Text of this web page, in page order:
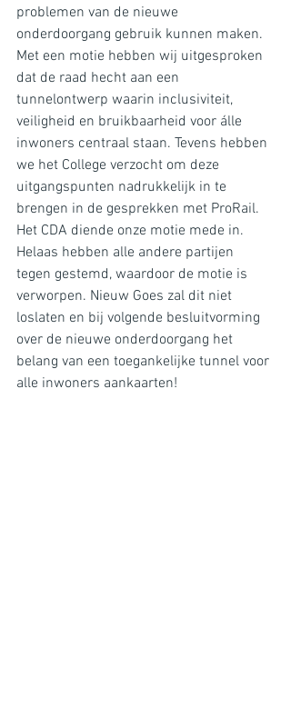
problemen van de nieuwe
onderdoorgang gebruik kunnen maken.
Met een motie hebben wij uitgesproken
dat de raad hecht aan een
tunnelontwerp waarin inclusiviteit,
veiligheid en bruikbaarheid voor álle
inwoners centraal staan. Tevens hebben
we het College verzocht om deze
uitgangspunten nadrukkelijk in te
brengen in de gesprekken met ProRail.
Het CDA diende onze motie mede in.
Helaas hebben alle andere partijen
tegen gestemd, waardoor de motie is
verworpen. Nieuw Goes zal dit niet
loslaten en bij volgende besluitvorming
over de nieuwe onderdoorgang het
belang van een toegankelijke tunnel voor
alle inwoners aankaarten!